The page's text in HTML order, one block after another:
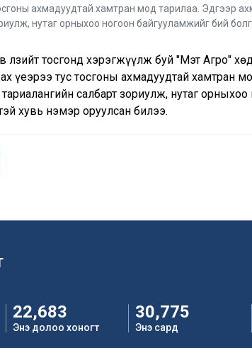
ахмадуудтай хамтран мод тарилаа. Эдгээр
нутаг орныхоо ногоон байгууламжийг бий
тосгонд хэрэгжүүлж буй "Мэт Агро"
үеэрээ тус тосгоны ахмадуудтай хамтран
салбарт зориулж, нутаг орныхоо
хувь нэмэр оруулсан билээ.
22,683
Энэ долоо хоногт
30,775
Энэ сард